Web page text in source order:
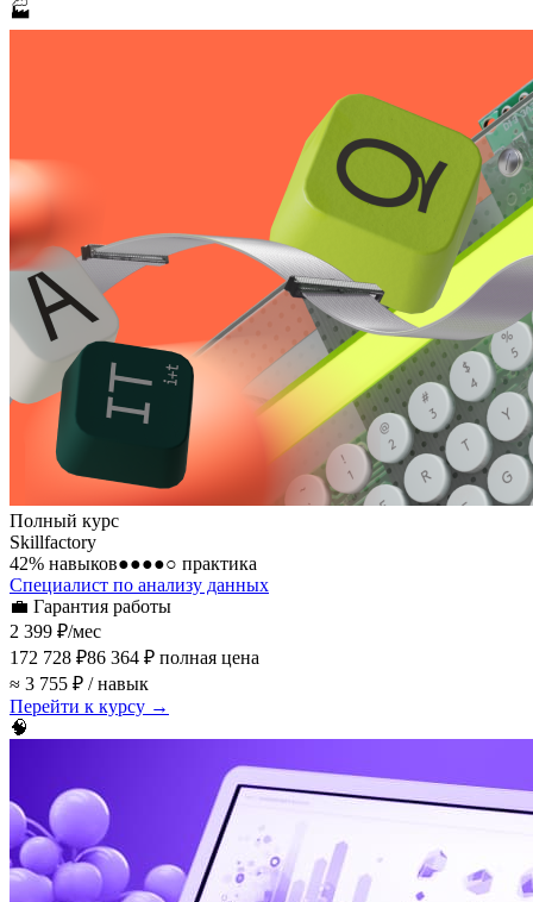
🏭
Полный курс
Skillfactory
42% навыков●●●●○ практика
Специалист по анализу данных
💼 Гарантия работы
2 399 ₽/мес
172 728 ₽86 364 ₽ полная цена
≈ 3 755 ₽ / навык
Перейти к курсу →
🧠